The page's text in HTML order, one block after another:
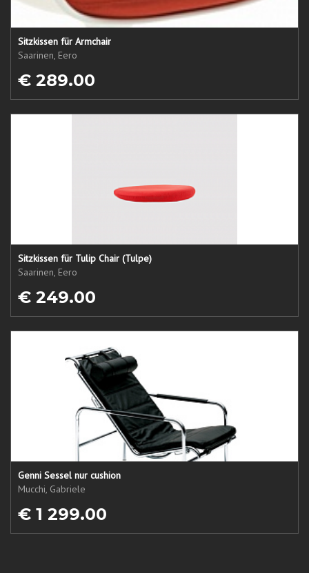
Sitzkissen für Armchair
Saarinen, Eero
€ 289.00
Sitzkissen für Tulip Chair (Tulpe)
Saarinen, Eero
€ 249.00
Genni Sessel nur cushion
Mucchi, Gabriele
€ 1 299.00